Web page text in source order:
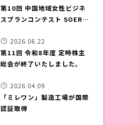
第10回 中国地域女性ビジネ
スプランコンテスト SOERU
2026.06.22
第11回 令和8年度 定時株主
総会が終了いたしました。
2026.04.09
「ミレワン」製造工場が国際
認証取得